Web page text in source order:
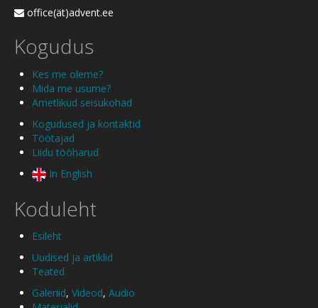
office(ät)advent.ee
Kogudus
Kes me oleme?
Mida me usume?
Ametlikud seisukohad
Kogudused ja kontaktid
Töötajad
Liidu tööharud
In English
Koduleht
Esileht
Uudised ja artiklid
Teated
Galeriid, Videod, Audio